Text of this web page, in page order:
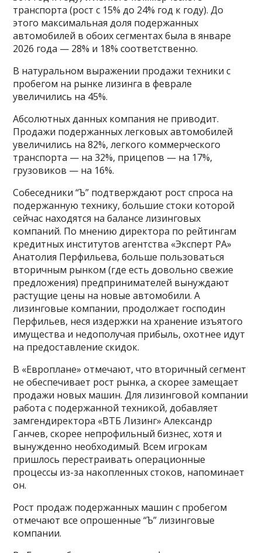
транспорта (рост с 15% до 24% год к году). До
этого максимальная доля подержанных
автомобилей в обоих сегментах была в январе
2026 года — 28% и 18% соответственно.
В натуральном выражении продажи техники с
пробегом на рынке лизинга в феврале
увеличились на 45%.
Абсолютных данных компания не приводит.
Продажи подержанных легковых автомобилей
увеличились на 82%, легкого коммерческого
транспорта — на 32%, прицепов — на 17%,
грузовиков — на 16%.
Собеседники “Ъ” подтверждают рост спроса на
подержанную технику, большие стоки которой
сейчас находятся на балансе лизинговых
компаний. По мнению директора по рейтингам
кредитных институтов агентства «Эксперт РА»
Анатолия Перфильева, больше пользоваться
вторичным рынком (где есть довольно свежие
предложения) предпринимателей вынуждают
растущие цены на новые автомобили. А
лизинговые компании, продолжает господин
Перфильев, неся издержки на хранение изъятого
имущества и недополучая прибыль, охотнее идут
на предоставление скидок.
В «Европлане» отмечают, что вторичный сегмент
не обеспечивает рост рынка, а скорее замещает
продажи новых машин. Для лизинговой компании
работа с подержанной техникой, добавляет
замгендиректора «ВТБ Лизинг» Александр
Ганчев, скорее непрофильный бизнес, хотя и
вынужденно необходимый. Всем игрокам
пришлось перестраивать операционные
процессы из-за накопленных стоков, напоминает
он.
Рост продаж подержанных машин с пробегом
отмечают все опрошенные “Ъ” лизинговые
компании.